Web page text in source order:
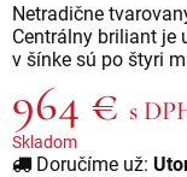
Netradične
Centrálny briliant je
v šínke sú po štyri
964 € s
Skladom
Doručíme už: